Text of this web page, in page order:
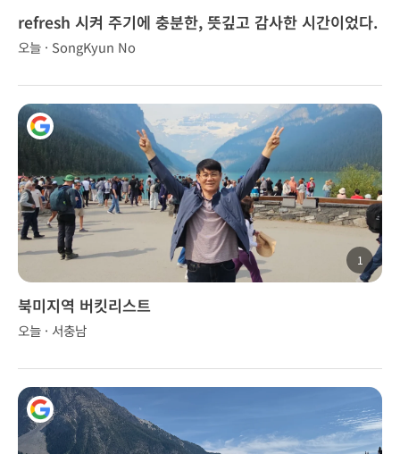
refresh 시켜 주기에 충분한, 뜻깊고 감사한 시간이었다.
오늘 · SongKyun No
1
북미지역 버킷리스트
오늘 · 서충남